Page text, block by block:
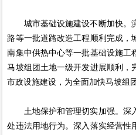
城市基础设施建设不断加快。
路等一批道路改造工程顺利完成，
南集中供热中心等一批基础设施工
马坡组团土地一级开发进展顺利，
市政设施建设，为全面加快马坡组
土地保护和管理切实加强。深
处违法用地行为。深入落实经营性